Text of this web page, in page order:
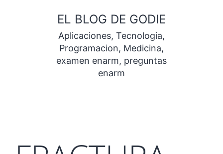
contenido
EL BLOG DE GODIE
Aplicaciones, Tecnologia,
Programacion, Medicina,
examen enarm, preguntas
enarm